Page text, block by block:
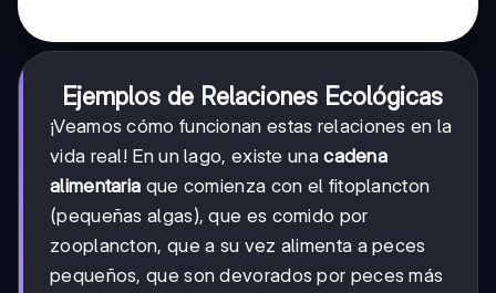
Ejemplos de Relaciones Ecológicas
¡Veamos cómo funcionan estas relaciones en la
vida real! En un lago, existe unacadena
alimentaria que comienza con el fitoplancton
(pequeñas algas), que es comido por
zooplancton, que a su vez alimenta a peces
pequeños, que son devorados por peces más